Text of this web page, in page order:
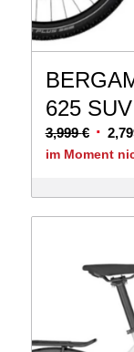
625
3,999€
Preis
3,999
im Moment